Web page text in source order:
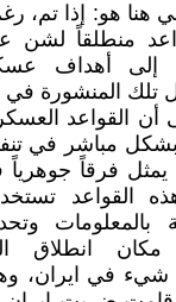
هنا هو: إذا تم،
منطلقاً لشن
إلى أهداف
أن القواعد
مباشر في
فرقاً جوهرياً
القواعد
بالمعلومات
انطلاق
في ايران،